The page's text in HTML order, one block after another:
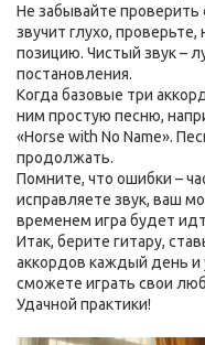
Не забывайте проверить
звучит глухо,
позицию. Чистый звук –
постановления.
Когда базовые три
ним простую песню,
«Horse with No Name».
продолжать.
Помните, что ошибки –
исправляете звук, ваш
временем игра будет
Итак, берите гитару,
аккордов каждый день и
сможете играть свои
Удачной практики!